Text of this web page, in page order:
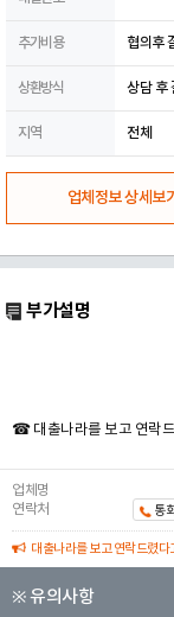
추가비용 협의후
상환방식 상담 후
지역 전체
업체정보 상세보기
부가설명
☎ 대출나라를 보고 연락
업체명
연락처
통
대출나라를 보고 연락드렸다
※ 유의사항